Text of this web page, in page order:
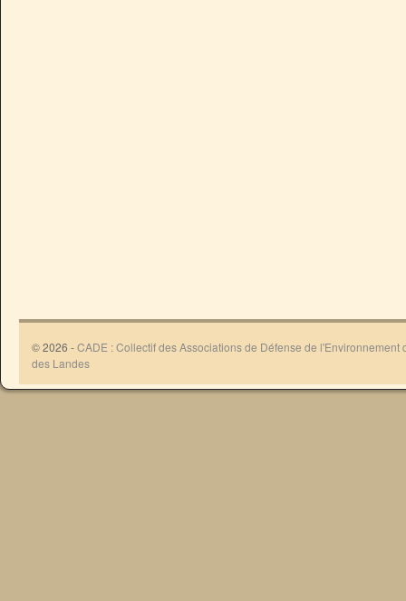
© 2026 -CADE : Collectif des Associations de Défense de l'Environnement
des Landes